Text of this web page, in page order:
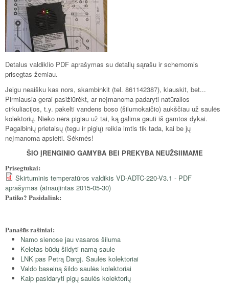
Detalus valdiklio PDF aprašymas su detalių sąrašu ir schemomis
prisegtas žemiau.
Jeigu neaišku kas nors, skambinkit (tel. 861142387), klauskit, bet...
Pirmiausia gerai pasižiūrėkt, ar neįmanoma padaryti natūralios
cirkuliacijos, t.y. pakelti vandens boso (šilumokaičio) aukščiau už saulės
kolektorių. Nieko nėra pigiau už tai, ką galima gauti iš gamtos dykai.
Pagalbinių prietaisų (tegu ir pigių) reikia imtis tik tada, kai be jų
neįmanoma apsieiti. Sėkmės!
ŠIO ĮRENGINIO GAMYBA BEI PREKYBA NEUŽSIIMAME
Prisegtukai:
Skirtuminis temperatūros valdikis VD-ADTC-220-V3.1 - PDF
aprašymas (atnaujintas 2015-05-30)
Patiko? Pasidalink:
Panašūs rašiniai:
Namo sienose jau vasaros šiluma
Keletas būdų šildyti namą saule
LNK pas Petrą Dargį. Saulės kolektoriai
Valdo baseiną šildo saulės kolektoriai
Kaip pasidaryti pigų saulės kolektorių